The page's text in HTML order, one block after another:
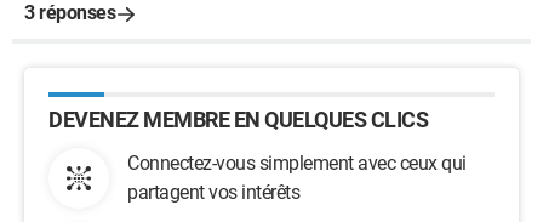
3 réponses
DEVENEZ MEMBRE EN QUELQUES CLICS
Connectez-vous simplement avec ceux qui
partagent vos intérêts